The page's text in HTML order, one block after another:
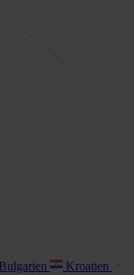
Bulgarien
Kroatien